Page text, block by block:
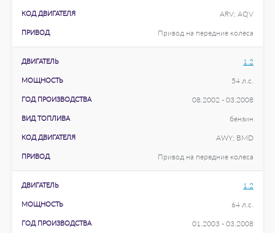
КОД ДВИГАТЕЛЯ ARV; AQV
ПРИВОД Привод на передние колеса
ДВИГАТЕЛЬ 1.2
МОЩНОСТЬ 54 л.с.
ГОД ПРОИЗВОДСТВА 08.2002 - 03.2008
ВИД ТОПЛИВА бензин
КОД ДВИГАТЕЛЯ AWY; BMD
ПРИВОД Привод на передние колеса
ДВИГАТЕЛЬ 1.2
МОЩНОСТЬ 64 л.с.
ГОД ПРОИЗВОДСТВА 01.2003 - 03.2008